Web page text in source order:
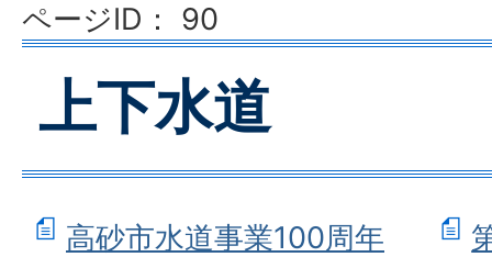
ページID： 90
上下水道
高砂市水道事業100周年